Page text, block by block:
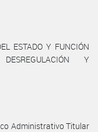
ESTADO Y FUNCIÓN
Y
Administrativo Titular